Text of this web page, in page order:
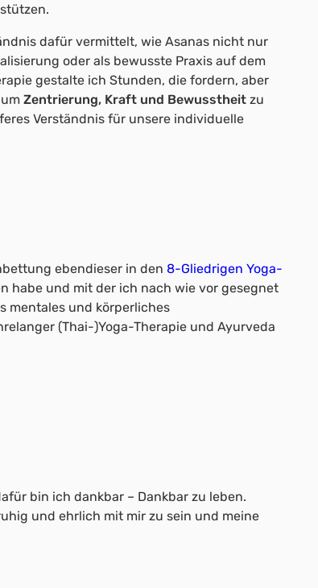
dafür vermittelt, wie Asanas nicht nur
oder als bewusste Praxis auf dem
gestalte ich Stunden, die fordern, aber
Zentrierung, Kraft und Bewusstheit zu
Verständnis für unsere individuelle
ebendieser in den 8-Gliedrigen Yoga-
habe und mit der ich nach wie vor gesegnet
mentales und körperliches
(Thai-)Yoga-Therapie und Ayurveda
bin ich dankbar – Dankbar zu leben.
und ehrlich mit mir zu sein und meine